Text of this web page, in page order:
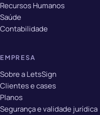
Recursos Humanos
Saúde
Contabilidade
EMPRESA
Sobre a LetsSign
Clientes e cases
Planos
Segurança e validade jurídica